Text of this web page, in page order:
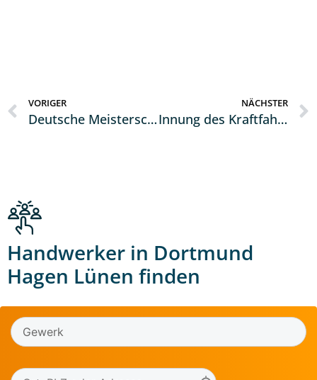
VORIGER
Deutsche Meisterschaft im Schilder- und Lichtreklameherstellerhandwerk 2024
NÄCHSTER
Innung des Kraftfahrzeuggewerbes Hagen/Ennepe-Ruhr wählt neuen Vorstand
Handwerker in Dortmund
Hagen Lünen finden